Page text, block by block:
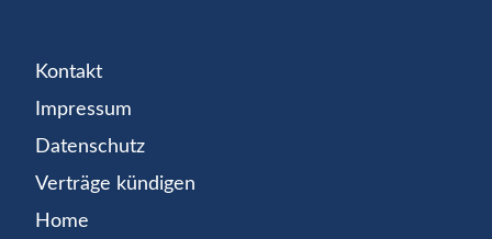
Kontakt
Impressum
Datenschutz
Verträge kündigen
Home